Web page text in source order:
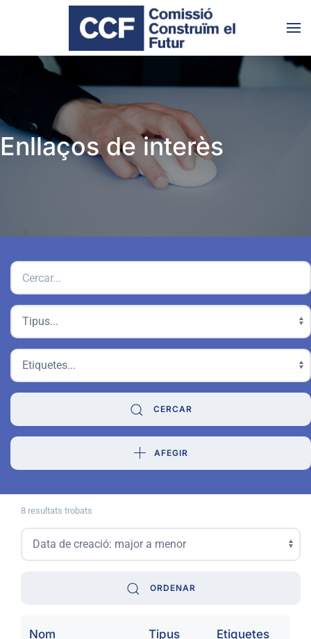
Skip to main content
Enllaços de interès
CERCAR
AFEGIR
8 resultats trobats
ORDENAR
Nom Tipus Etiquetes